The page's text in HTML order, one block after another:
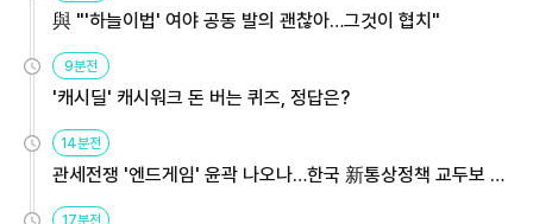
與 "'하늘이법' 여야 공동 발의 괜찮아…그것이 협치"
9분전
'캐시딜' 캐시워크 돈 버는 퀴즈, 정답은?
14분전
관세전쟁 '엔드게임' 윤곽 나오나…한국 新통상정책 교두보 활
용해야
17분전